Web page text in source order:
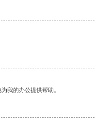
我的办公提供帮助。